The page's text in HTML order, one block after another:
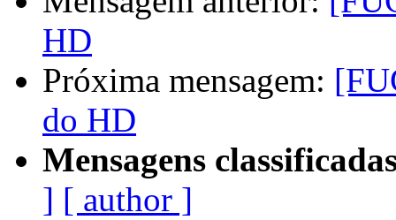
HD
Próxima mensagem:
do HD
Mensagens
] [ author ]